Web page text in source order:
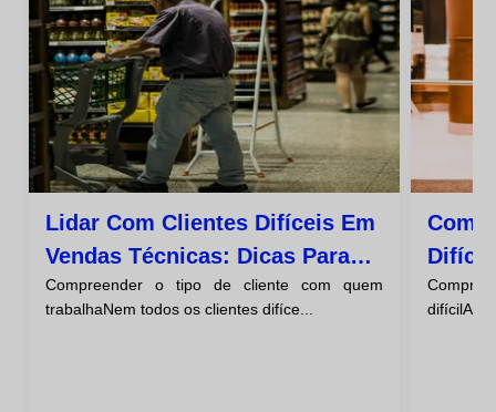
Lidar Com Clientes Difíceis Em
Vendas Técnicas: Dicas Para
Fechos De Negócio Bem-
Sucedidos
Compreender o tipo de cliente com quem
trabalhaNem todos os clientes difíce...
Como
Difícil